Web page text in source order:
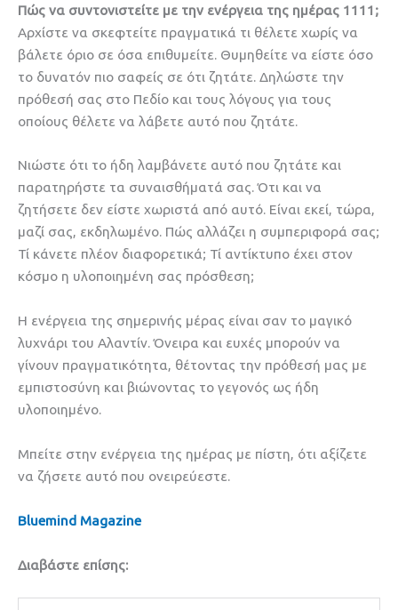
Πώς να συντονιστείτε με την ενέργεια της ημέρας 1111;
Αρχίστε να σκεφτείτε πραγματικά τι θέλετε χωρίς να
βάλετε όριο σε όσα επιθυμείτε. Θυμηθείτε να είστε όσο
το δυνατόν πιο σαφείς σε ότι ζητάτε. Δηλώστε την
πρόθεσή σας στο Πεδίο και τους λόγους για τους
οποίους θέλετε να λάβετε αυτό που ζητάτε.
Νιώστε ότι το ήδη λαμβάνετε αυτό που ζητάτε και
παρατηρήστε τα συναισθήματά σας. Ότι και να
ζητήσετε δεν είστε χωριστά από αυτό. Είναι εκεί, τώρα,
μαζί σας, εκδηλωμένο. Πώς αλλάζει η συμπεριφορά σας;
Τί κάνετε πλέον διαφορετικά; Τί αντίκτυπο έχει στον
κόσμο η υλοποιημένη σας πρόσθεση;
Η ενέργεια της σημερινής μέρας είναι σαν το μαγικό
λυχνάρι του Αλαντίν. Όνειρα και ευχές μπορούν να
γίνουν πραγματικότητα, θέτοντας την πρόθεσή μας με
εμπιστοσύνη και βιώνοντας το γεγονός ως ήδη
υλοποιημένο.
Μπείτε στην ενέργεια της ημέρας με πίστη, ότι αξίζετε
να ζήσετε αυτό που ονειρεύεστε.
Bluemind Magazine
Διαβάστε επίσης: